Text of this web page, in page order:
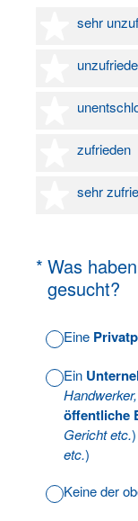
sehr
1
2
3
zufrieden
4
sehr
5
* Was
gesucht?
Eine
Ein
öffentliche
Gericht etc.
etc.)
Keine der